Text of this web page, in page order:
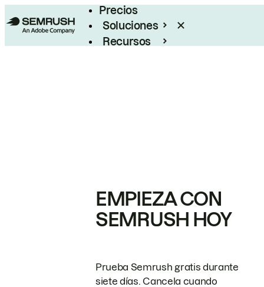
Precios
Soluciones
Recursos
EMPIEZA CON
SEMRUSH HOY
Prueba Semrush gratis durante
siete días. Cancela cuando